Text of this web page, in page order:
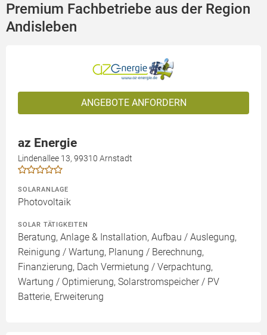
Premium Fachbetriebe aus der Region
Andisleben
ANGEBOTE ANFORDERN
az Energie
Lindenallee 13, 99310 Arnstadt
SOLARANLAGE
Photovoltaik
SOLAR TÄTIGKEITEN
Beratung, Anlage & Installation, Aufbau / Auslegung,
Reinigung / Wartung, Planung / Berechnung,
Finanzierung, Dach Vermietung / Verpachtung,
Wartung / Optimierung, Solarstromspeicher / PV
Batterie, Erweiterung